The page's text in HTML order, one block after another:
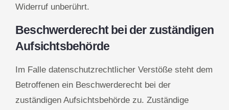
Widerruf unberührt.
Beschwerderecht bei der zuständigen
Aufsichtsbehörde
Im Falle datenschutzrechtlicher Verstöße steht dem
Betroffenen ein Beschwerderecht bei der
zuständigen Aufsichtsbehörde zu. Zuständige